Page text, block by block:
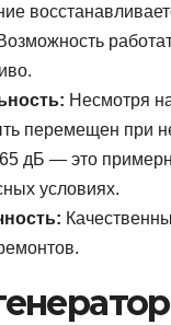
Несмотря
перемещен при
65 дБ — это
условиях.